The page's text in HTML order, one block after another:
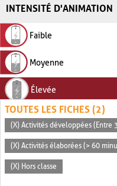
INTENSITÉ D'ANIMATION
Faible
Moyenne
Élevée
TOUTES LES FICHES (2)
(X) Activités développées (Entre
(X) Activités élaborées (> 60
(X) Hors classe